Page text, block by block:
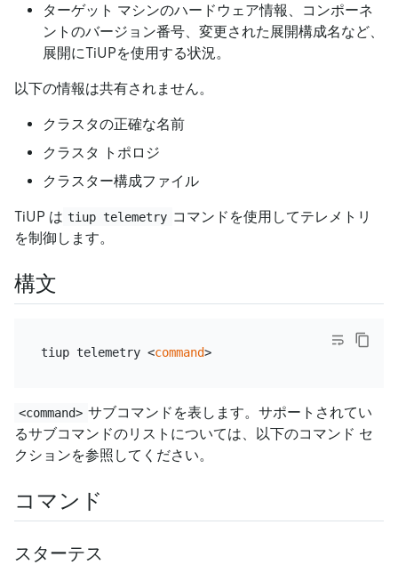
ターゲット マシンのハードウェア情報、コンポーネ
ントのバージョン番号、変更された展開構成名など、
展開にTiUPを使用する状況。
以下の情報は共有されません。
クラスタの正確な名前
クラスタ トポロジ
クラスター構成ファイル
TiUP は tiup telemetry コマンドを使用してテレメトリ
を制御します。
構文
tiup telemetry <command >
<command> サブコマンドを表します。サポートされてい
るサブコマンドのリストについては、以下のコマンド セ
クションを参照してください。
コマンド
スターテス